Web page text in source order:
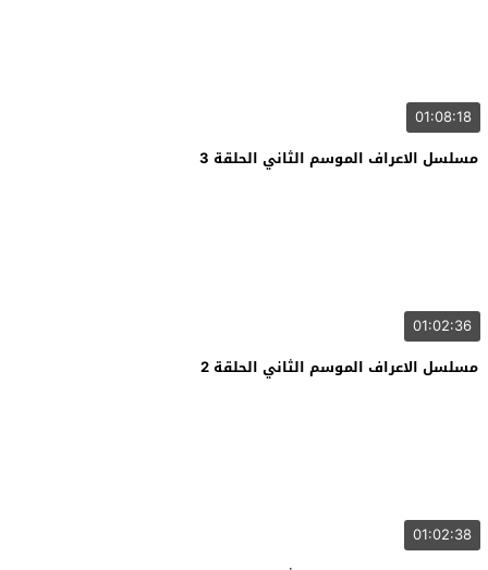
01:08:18
مسلسل الاعراف الموسم الثاني الحلقة 3
01:02:36
مسلسل الاعراف الموسم الثاني الحلقة 2
01:02:38